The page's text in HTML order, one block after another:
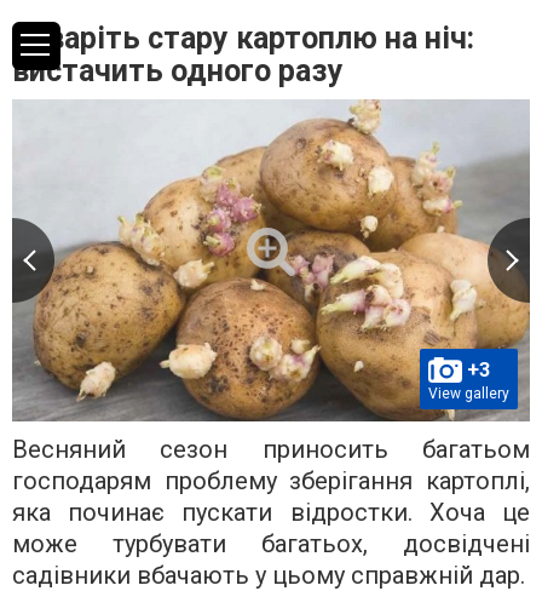
Заваріть стару картоплю на ніч:
вистачить одного разу
+3
View gallery
Весняний сезон приносить багатьом
господарям проблему зберігання картоплі,
яка починає пускати відростки. Хоча це
може турбувати багатьох, досвідчені
садівники вбачають у цьому справжній дар.